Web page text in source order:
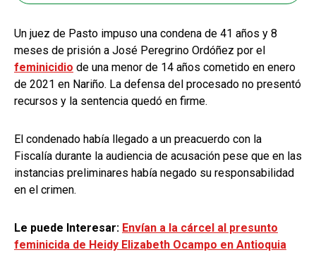
Un juez de Pasto impuso una condena de 41 años y 8
meses de prisión a José Peregrino Ordóñez por el
feminicidio de una menor de 14 años cometido en enero
de 2021 en Nariño. La defensa del procesado no presentó
recursos y la sentencia quedó en firme.
El condenado había llegado a un preacuerdo con la
Fiscalía durante la audiencia de acusación pese que en las
instancias preliminares había negado su responsabilidad
en el crimen.
Le puede Interesar: Envían a la cárcel al presunto
feminicida de Heidy Elizabeth Ocampo en Antioquia